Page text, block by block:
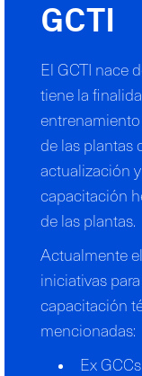
GCTI
El GCTI nace
tiene la
de las plantas
actualización
capacitación
de las plantas.
Actualmente
iniciativas
capacitación
mencionadas:
Ex GCCs